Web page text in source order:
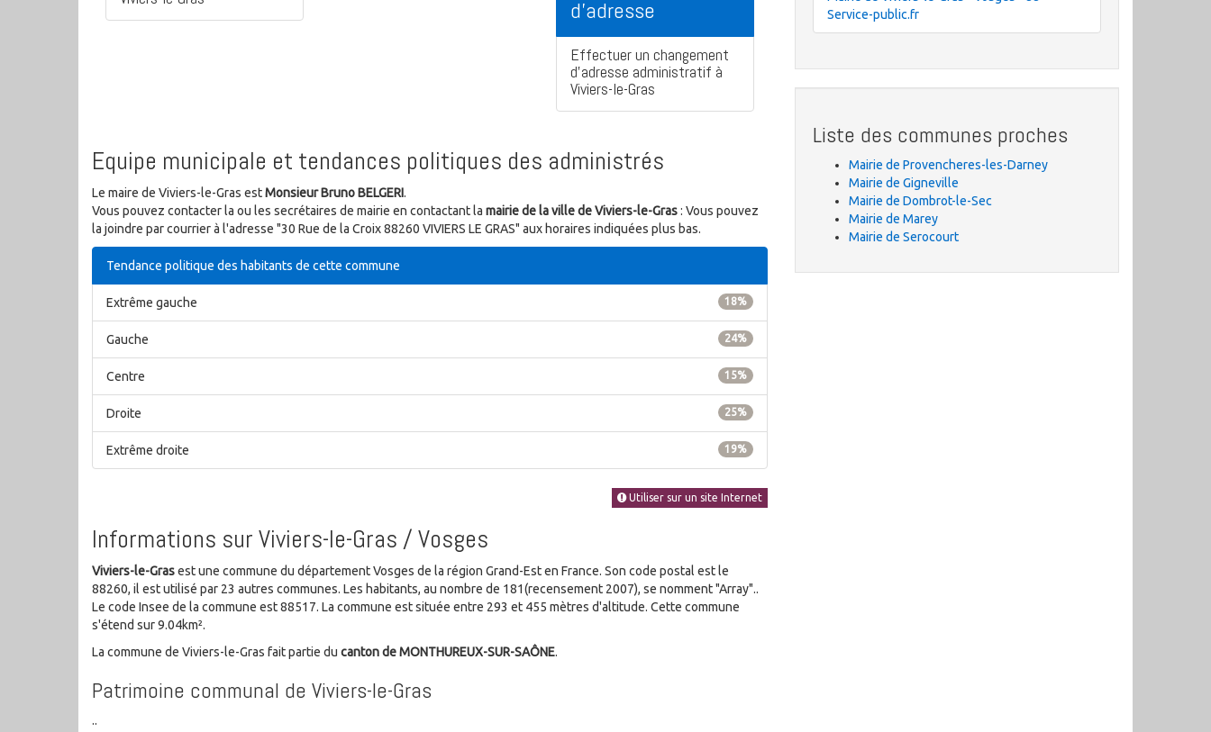
d'adresse
Effectuer un changement
d'adresse administratif à
Viviers-le-Gras
Equipe municipale et tendances politiques des administrés
Le maire de Viviers-le-Gras estMonsieur Bruno BELGERI.
Vous pouvez contacter la ou les secrétaires de mairie en contactant la mairie de la ville de Viviers-le-Gras: Vous pouvez
la joindre par courrier à l'adresse "30 Rue de la Croix 88260 VIVIERS LE GRAS" aux horaires indiquées plus bas.
Tendance politique des habitants de cette commune
18%
Extrême gauche
24%
Gauche
15%
Centre
25%
Droite
19%
Extrême droite
Utiliser sur un site Internet
Informations sur Viviers-le-Gras / Vosges
Viviers-le-Grasest une commune du département Vosges de la région Grand-Est en France. Son code postal est le
88260, il est utilisé par 23 autres communes. Les habitants, au nombre de 181(recensement 2007), se nomment "Array"..
Le code Insee de la commune est 88517. La commune est située entre 293 et 455 mètres d'altitude. Cette commune
s'étend sur 9.04km².
La commune de Viviers-le-Gras fait partie du canton de MONTHUREUX-SUR-SAÔNE.
Patrimoine communal de Viviers-le-Gras
..
Service-public.fr
Liste des communes proches
Mairie de Provencheres-les-Darney
Mairie de Gigneville
Mairie de Dombrot-le-Sec
Mairie de Marey
Mairie de Serocourt